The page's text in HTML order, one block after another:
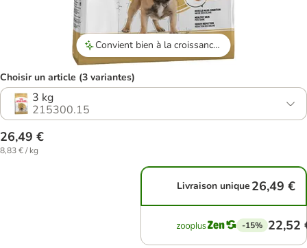
Convient bien à la croissance des bouledogues français.
Choisir un article (3 variantes)
3 kg
215300.15
26,49 €
8,83 € / kg
Livraison unique 26,49 €
-15% 22,52